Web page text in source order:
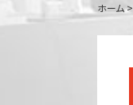
ホーム>